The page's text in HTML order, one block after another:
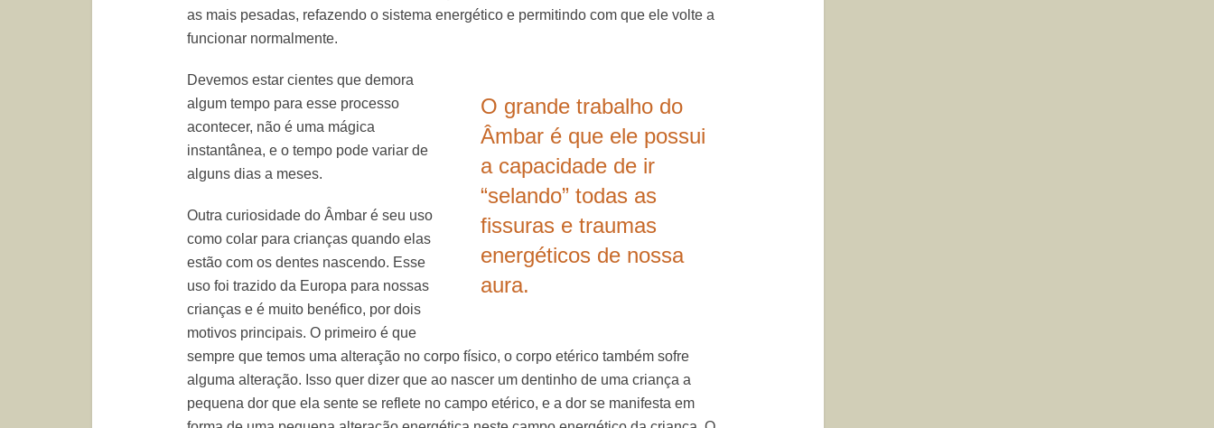
as mais pesadas, refazendo o sistema energético e permitindo com que ele volte a
funcionar normalmente.
O grande trabalho do
Âmbar é que ele possui
a capacidade de ir
“selando” todas as
fissuras e traumas
energéticos de nossa
aura.
Devemos estar cientes que demora
algum tempo para esse processo
acontecer, não é uma mágica
instantânea, e o tempo pode variar de
alguns dias a meses.
Outra curiosidade do Âmbar é seu uso
como colar para crianças quando elas
estão com os dentes nascendo. Esse
uso foi trazido da Europa para nossas
crianças e é muito benéfico, por dois
motivos principais. O primeiro é que
sempre que temos uma alteração no corpo físico, o corpo etérico também sofre
alguma alteração. Isso quer dizer que ao nascer um dentinho de uma criança a
pequena dor que ela sente se reflete no campo etérico, e a dor se manifesta em